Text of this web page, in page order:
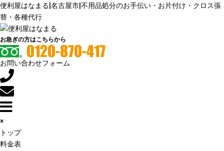
便利屋はなまる|名古屋市|不用品処分のお手伝い・お片付け・クロス張
替・各種代行
お急ぎの方はこちらから
お問い合わせフォーム
×
トップ
料金表